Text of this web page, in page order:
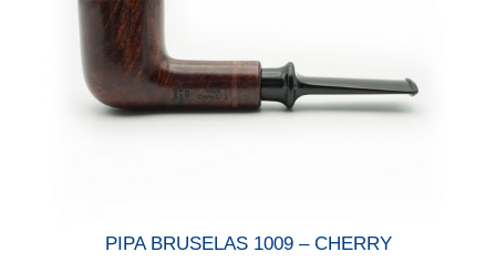
PIPA BRUSELAS 1009 – CHERRY